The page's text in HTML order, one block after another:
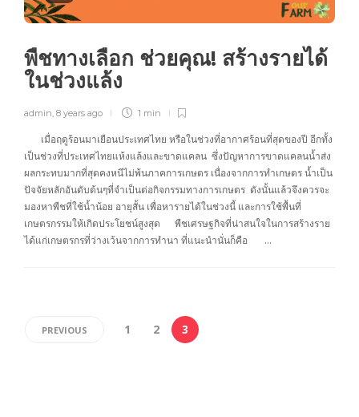
พืชทางเลือก ช่วยคุณ! สร้างรายได้
ในช่วงแล้ง
admin, 8 years ago 1 min
เมื่อฤดูร้อนมาเยือนประเทศไทย หรือในช่วงที่อากาศร้อนที่สุดของปี อีกทั้ง
เป็นช่วงที่ประเทศไทยแห้งแล้งและขาดแคลน ซึ่งปัญหาการขาดแคลนน้ำส่ง
ผลกระทบมากที่สุดคงหนีไม่พ้นภาคการเกษตร เนื่องจากการทำเกษตร น้ำเป็น
ปัจจัยหลักอันดับต้นๆที่จำเป็นต่อกิจกรรมทางการเกษตร ดังนั้นแล้วจึงควรจะ
มองหาพืชที่ใช้น้ำน้อย อายุสั้น เพื่อหารายได้ในช่วงนี้ และการใช้พื้นที่
เกษตรกรรมให้เกิดประโยชน์สูงสุด พืชเศรษฐกิจที่น่าสนใจในการสร้างราย
ได้แก่เกษตรกรที่ว่างเว้นจากการทำนา ที่แนะนำนั่นก็คือ …
PREVIOUS 1 2 3